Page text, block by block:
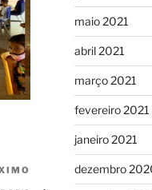
Próximo
maio 2021
abril 2021
março 2021
fevereiro 2021
janeiro 2021
dezembro